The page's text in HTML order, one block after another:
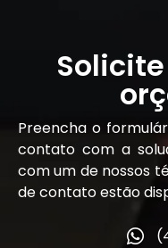
Preencha o
contato com a
com um de nossos
de contato estão